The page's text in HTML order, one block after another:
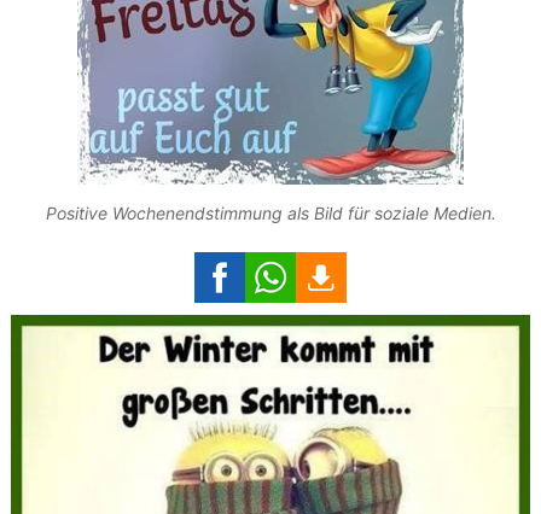
Positive Wochenendstimmung als Bild für soziale Medien.